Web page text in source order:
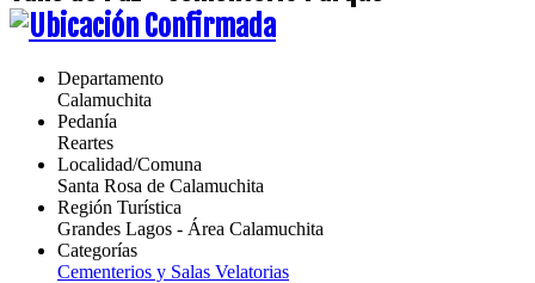
Departamento
Calamuchita
Pedanía
Reartes
Localidad/Comuna
Santa Rosa de Calamuchita
Región Turística
Grandes Lagos - Área Calamuchita
Categorías
Cementerios y Salas Velatorias